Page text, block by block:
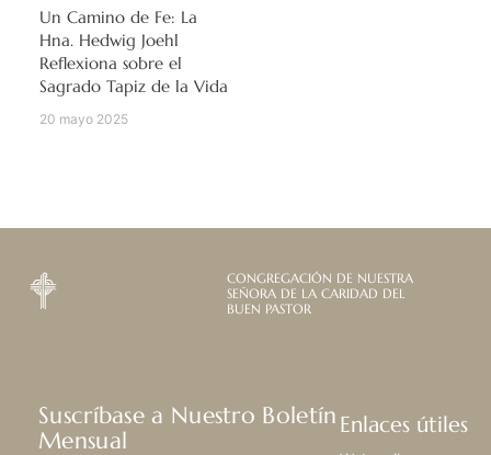
Un Camino de Fe: La
Hna. Hedwig Joehl
Reflexiona sobre el
Sagrado Tapiz de la Vida
20 mayo 2025
CONGREGACIÓN DE NUESTRA
SEÑORA DE LA CARIDAD DEL
BUEN PASTOR
Suscríbase a Nuestro Boletín
Mensual
Enlaces útiles